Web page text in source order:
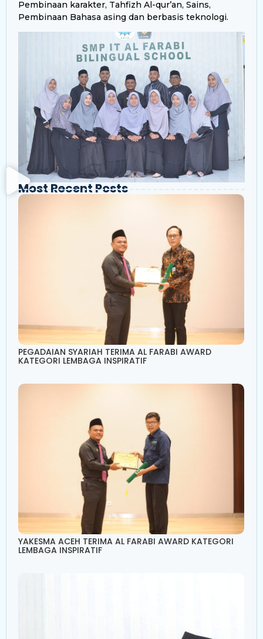
Pembinaan karakter, Tahfizh Al-qur’an, Sains,
Pembinaan Bahasa asing dan berbasis teknologi.
Most Recent Posts
PEGADAIAN SYARIAH TERIMA AL FARABI AWARD
KATEGORI LEMBAGA INSPIRATIF
YAKESMA ACEH TERIMA AL FARABI AWARD KATEGORI
LEMBAGA INSPIRATIF